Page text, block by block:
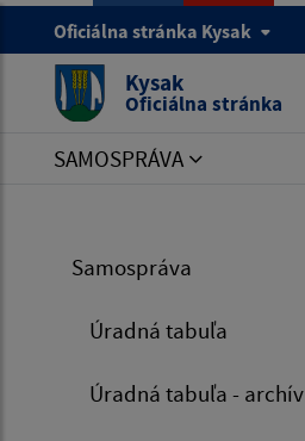
Oficiálna stránka Kysak
Kysak
Oficiálna stránka
SAMOSPRÁVA
Samospráva
Úradná tabuľa
Úradná tabuľa - archív